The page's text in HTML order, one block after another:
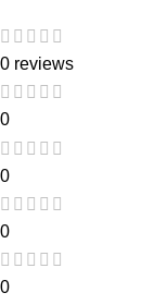
0 reviews
0
0
0
0